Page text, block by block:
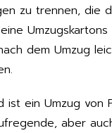
zu trennen, die
dem Umzug
ist ein Umzug von
aber